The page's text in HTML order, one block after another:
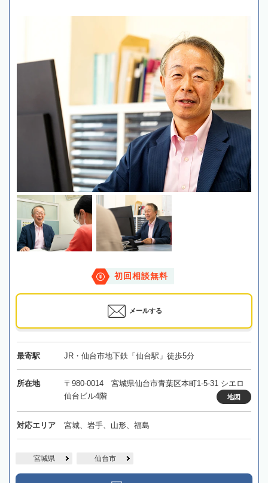
初回相談無料
メールする
最寄駅 JR・仙台市地下鉄「仙台駅」徒歩5分
所在地
〒980-0014 宮城県仙台市青葉区本町1-5-31 シエロ
仙台ビル4階
地図
対応エリア 宮城、岩手、山形、福島
宮城県 仙台市